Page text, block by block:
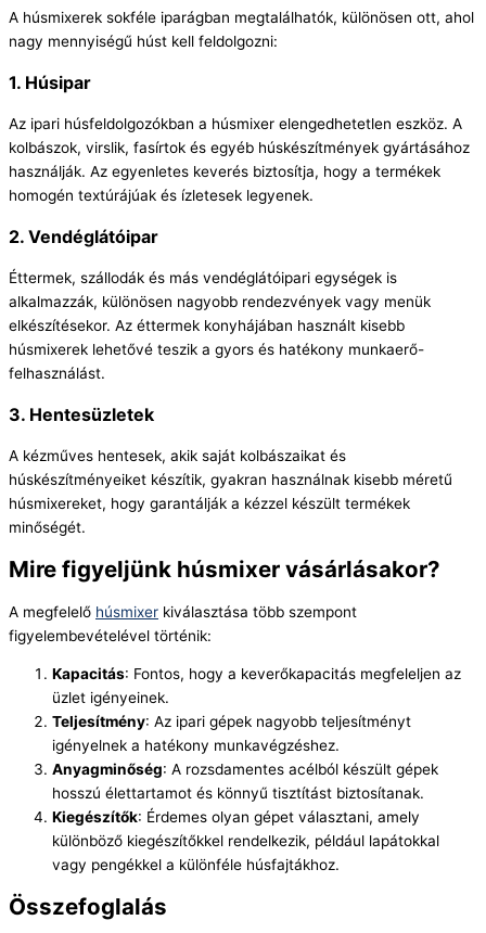
A húsmixerek sokféle iparágban megtalálhatók, különösen ott, ahol
nagy mennyiségű húst kell feldolgozni:
1. Húsipar
Az ipari húsfeldolgozókban a húsmixer elengedhetetlen eszköz. A
kolbászok, virslik, fasírtok és egyéb húskészítmények gyártásához
használják. Az egyenletes keverés biztosítja, hogy a termékek
homogén textúrájúak és ízletesek legyenek.
2. Vendéglátóipar
Éttermek, szállodák és más vendéglátóipari egységek is
alkalmazzák, különösen nagyobb rendezvények vagy menük
elkészítésekor. Az éttermek konyhájában használt kisebb
húsmixerek lehetővé teszik a gyors és hatékony munkaerő-
felhasználást.
3. Hentesüzletek
A kézműves hentesek, akik saját kolbászaikat és
húskészítményeiket készítik, gyakran használnak kisebb méretű
húsmixereket, hogy garantálják a kézzel készült termékek
minőségét.
Mire figyeljünk húsmixer vásárlásakor?
A megfelelő húsmixer kiválasztása több szempont
figyelembevételével történik:
Kapacitás: Fontos, hogy a keverőkapacitás megfeleljen az
üzlet igényeinek.
Teljesítmény: Az ipari gépek nagyobb teljesítményt
igényelnek a hatékony munkavégzéshez.
Anyagminőség: A rozsdamentes acélból készült gépek
hosszú élettartamot és könnyű tisztítást biztosítanak.
Kiegészítők: Érdemes olyan gépet választani, amely
különböző kiegészítőkkel rendelkezik, például lapátokkal
vagy pengékkel a különféle húsfajtákhoz.
Összefoglalás